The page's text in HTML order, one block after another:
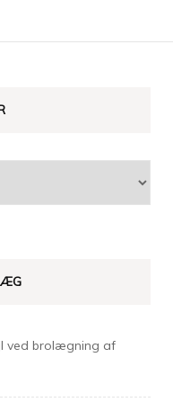
ved brolægning af